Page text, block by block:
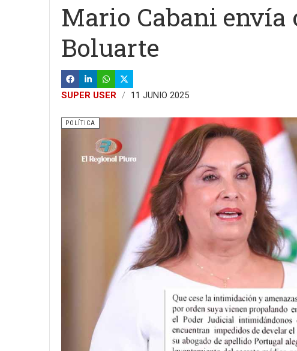
Mario Cabani
Boluarte
SUPER USER 11 JUNIO 2025
POLÍTICA